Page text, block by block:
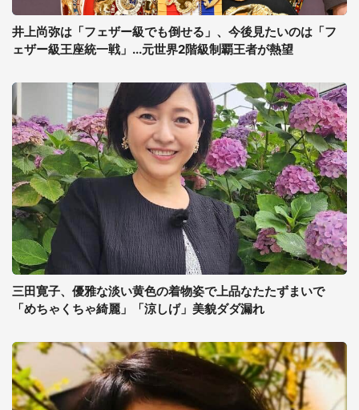
井上尚弥は「フェザー級でも倒せる」、今後見たいのは「フ
ェザー級王座統一戦」...元世界2階級制覇王者が熱望
三田寛子、優雅な淡い黄色の着物姿で上品なたたずまいで
「めちゃくちゃ綺麗」「涼しげ」美貌ダダ漏れ